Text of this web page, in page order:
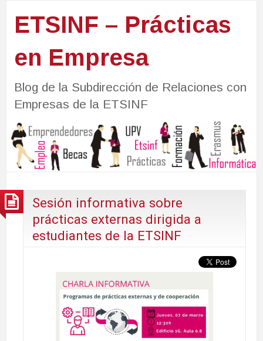
ETSINF – Prácticas
en Empresa
Blog de la Subdirección de Relaciones con
Empresas de la ETSINF
Sesión informativa sobre
prácticas externas dirigida a
estudiantes de la ETSINF